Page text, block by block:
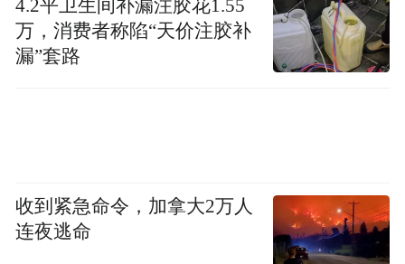
4.2平卫生间补漏注胶花1.55
万，消费者称陷“天价注胶补
漏”套路
收到紧急命令，加拿大2万人
连夜逃命